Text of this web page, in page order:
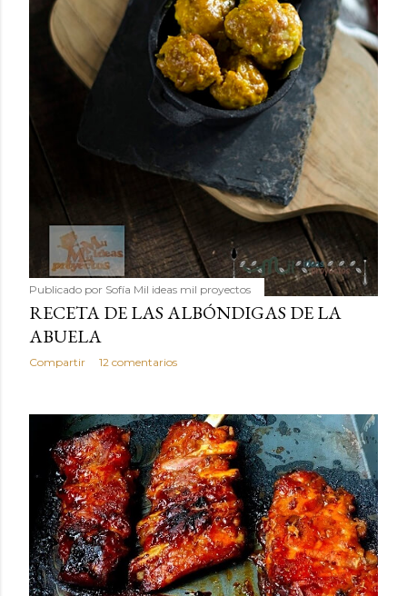
Publicado por Sofía Mil ideas mil proyectos
RECETA DE LAS ALBÓNDIGAS DE LA
ABUELA
Compartir 12 comentarios